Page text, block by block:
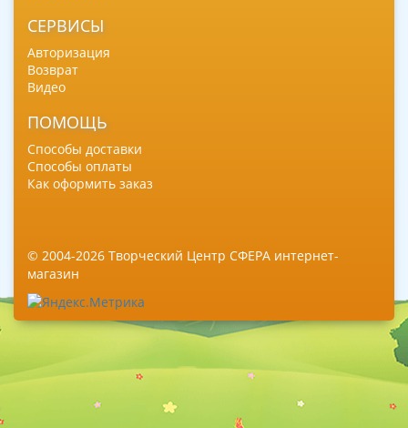
СЕРВИСЫ
Авторизация
Возврат
Видео
ПОМОЩЬ
Способы доставки
Способы оплаты
Как оформить заказ
© 2004-2026 Творческий Центр СФЕРА интернет-
магазин